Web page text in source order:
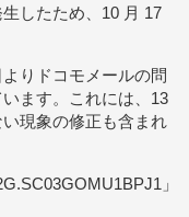
したため、10 月 17
りドコモメールの問
ます。これには、13
現象の修正も含まれ
」